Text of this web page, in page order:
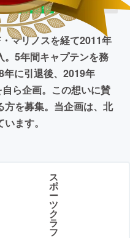
LINEで送る
URLコピー
マリノスを経て2011年
。5年間キャプテンを務
に引退後、2019年
ら企画。この想いに賛
方を募集。当企画は、北
ます。
ス
ポ
ー
ツ
ク
ラ
フ